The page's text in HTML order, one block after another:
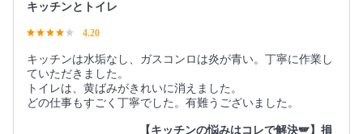
キッチンとトイレ
4.20
キッチンは水垢なし、ガスコンロは炎が青い。丁寧に作業し
ていただきました。
トイレは、黄ばみがきれいに消えました。
どの仕事もすごく丁寧でした。有難うございました。
【キッチンの悩みはコレで解決🪽】損